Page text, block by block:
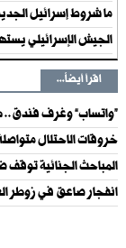
ما شروط إسرائيل
الجيش الإسرائيلي
اقرأ أيضاً...
“واتساب” وغرف فندق..
خروقات الاحتلال
المباحث الجنائية
انفجار صاعق في زوطر